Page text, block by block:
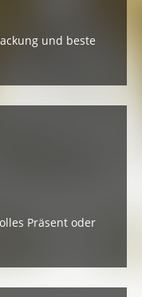
und beste
Präsent oder